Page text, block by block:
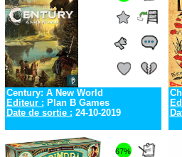
Century: A New World
Editeur : Plan B Games
Date de sortie : 24-10-2019
67%